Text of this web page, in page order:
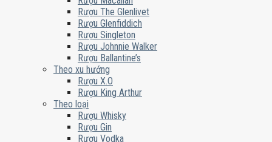
Rượu The Glenlivet
Rượu Glenfiddich
Rượu Singleton
Rượu Johnnie Walker
Rượu Ballantine’s
Theo xu hướng
Rượu X.O
Rượu King Arthur
Theo loại
Rượu Whisky
Rượu Gin
Rượu Vodka